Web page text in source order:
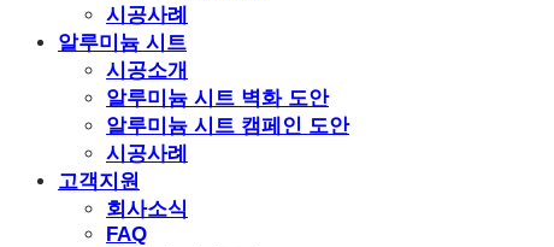
시공사례
알루미늄 시트
시공소개
알루미늄 시트 벽화 도안
알루미늄 시트 캠페인 도안
시공사례
고객지원
회사소식
FAQ